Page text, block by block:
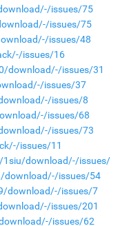
issues/75
issues/75
issues/48
issues/16
download/-/issues/31
issues/37
issues/8
issues/68
issues/73
issues/11
1siu/download/-/issues/
download/-/issues/54
download/-/issues/7
issues/201
issues/62